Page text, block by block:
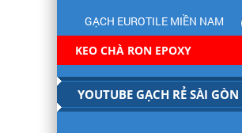
GẠCH EUROTILE MIỀN NAM
KEO CHÀ RON EPOXY
YOUTUBE GẠCH RẺ SÀI GÒN